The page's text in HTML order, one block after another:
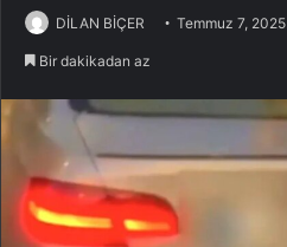
DİLAN BİÇER Temmuz 7, 2025
Bir dakikadan az